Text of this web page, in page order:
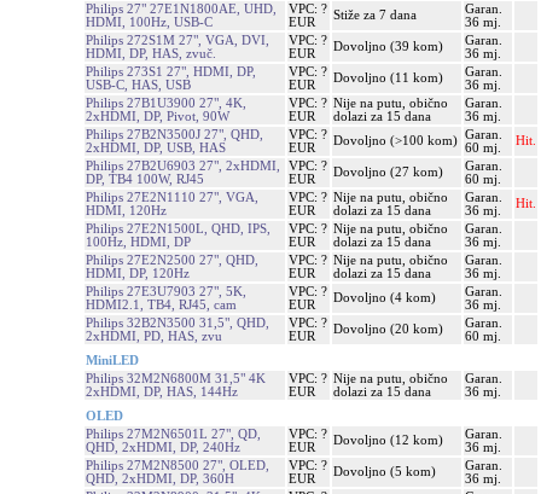
Philips 27" 27E1N1800AE, UHD,
HDMI, 100Hz, USB-C
VPC: ?
EUR
Stiže za 7 dana
Garan.
36 mj.
Philips 272S1M 27", VGA, DVI,
HDMI, DP, HAS, zvuč.
VPC: ?
EUR
Dovoljno (39 kom)
Garan.
36 mj.
Philips 273S1 27", HDMI, DP,
USB-C, HAS, USB
VPC: ?
EUR
Dovoljno (11 kom)
Garan.
36 mj.
Philips 27B1U3900 27", 4K,
2xHDMI, DP, Pivot, 90W
VPC: ?
EUR
Nije na putu, obično
dolazi za 15 dana
Garan.
36 mj.
Philips 27B2N3500J 27", QHD,
2xHDMI, DP, USB, HAS
VPC: ?
EUR
Dovoljno (>100 kom) Garan.
60 mj.
Hit.
Philips 27B2U6903 27", 2xHDMI,
DP, TB4 100W, RJ45
VPC: ?
EUR
Dovoljno (27 kom)
Garan.
60 mj.
Philips 27E2N1110 27", VGA,
HDMI, 120Hz
VPC: ?
EUR
Nije na putu, obično
dolazi za 15 dana
Garan.
36 mj.
Hit.
Philips 27E2N1500L, QHD, IPS,
100Hz, HDMI, DP
VPC: ?
EUR
Nije na putu, obično
dolazi za 15 dana
Garan.
36 mj.
Philips 27E2N2500 27", QHD,
HDMI, DP, 120Hz
VPC: ?
EUR
Nije na putu, obično
dolazi za 15 dana
Garan.
36 mj.
Philips 27E3U7903 27", 5K,
HDMI2.1, TB4, RJ45, cam
VPC: ?
EUR
Dovoljno (4 kom)
Garan.
36 mj.
Philips 32B2N3500 31,5", QHD,
2xHDMI, PD, HAS, zvu
VPC: ?
EUR
Dovoljno (20 kom)
Garan.
60 mj.
MiniLED
Philips 32M2N6800M 31,5" 4K
2xHDMI, DP, HAS, 144Hz
VPC: ?
EUR
Nije na putu, obično
dolazi za 15 dana
Garan.
36 mj.
OLED
Philips 27M2N6501L 27", QD,
QHD, 2xHDMI, DP, 240Hz
VPC: ?
EUR
Dovoljno (12 kom)
Garan.
36 mj.
Philips 27M2N8500 27", OLED,
QHD, 2xHDMI, DP, 360H
VPC: ?
EUR
Dovoljno (5 kom)
Garan.
36 mj.